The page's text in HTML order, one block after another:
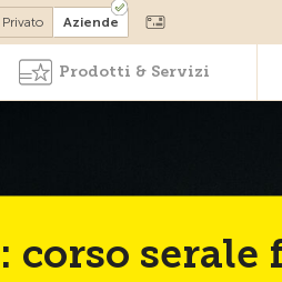
socio
Privato Aziende
Prodotti & Servizi
corso serale